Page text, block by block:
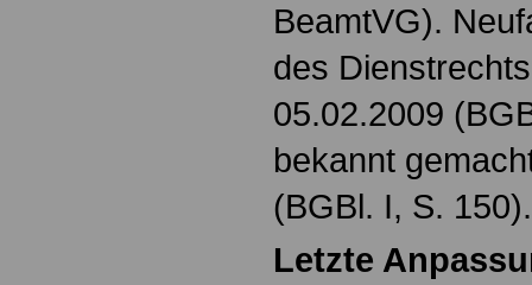
BeamtVG).
des
05.02.2009
bekannt
(BGBl. I, S. 150).
Letzte